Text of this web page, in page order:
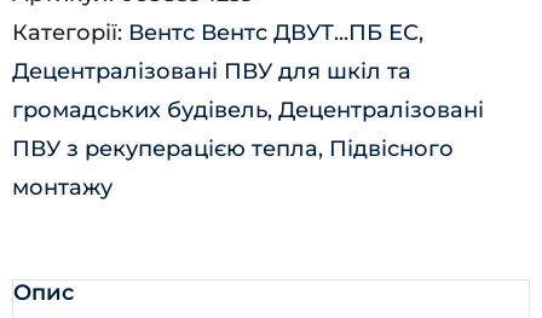
ЕС
А25
В.2
кількість
Категорії: Вентс Вентс ДВУТ...ПБ ЕС,
Децентралізовані ПВУ для шкіл та
громадських будівель, Децентралізовані
ПВУ з рекуперацією тепла, Підвісного
монтажу
Опис